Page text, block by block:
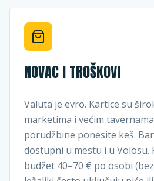
NOVAC I TROŠKOVI
Valuta je evro. Kartice su
marketima i većim
porudžbine ponesite keš.
dostupni u mestu i u Volosu.
budžet 40–70 € po osobi